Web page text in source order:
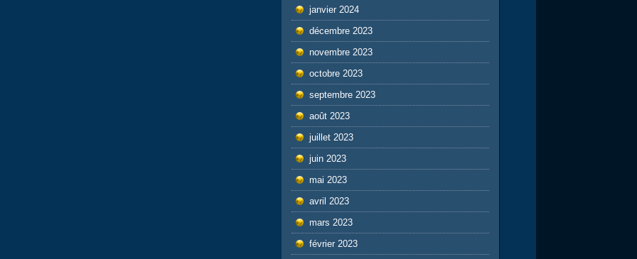
janvier 2024
décembre 2023
novembre 2023
octobre 2023
septembre 2023
août 2023
juillet 2023
juin 2023
mai 2023
avril 2023
mars 2023
février 2023